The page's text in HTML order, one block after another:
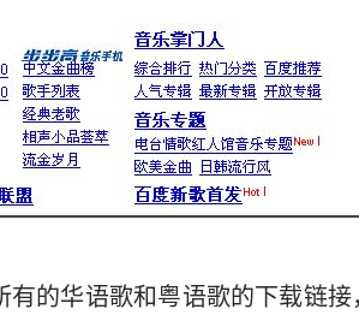
的华语歌和粤语歌的下载链接